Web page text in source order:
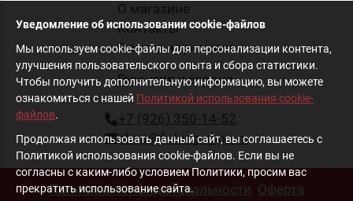
О магазине
Контакты
Оплата и доставка
Гарантия и сервис
+7 (926) 350-14-52
shop@fishing-shop.ru
Политика конфиденциальности Оферта
Уведомление об использовании cookie-файлов
Мы используем cookie-файлы для персонализации контента,
улучшения пользовательского опыта и сбора статистики.
Чтобы получить дополнительную информацию, вы можете
ознакомиться с нашей Политикой использования cookie-
файлов.
Продолжая использовать данный сайт, вы соглашаетесь с
Политикой использования cookie-файлов. Если вы не
согласны с каким-либо условием Политики, просим вас
прекратить использование сайта.